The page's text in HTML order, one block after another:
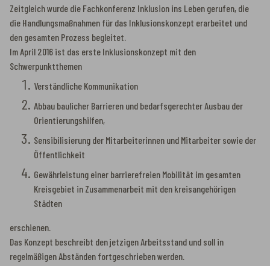
Zeitgleich wurde die Fachkonferenz Inklusion ins Leben gerufen, die
die Handlungsmaßnahmen für das Inklusionskonzept erarbeitet und
den gesamten Prozess begleitet.
Im April 2016 ist das erste Inklusionskonzept mit den
Schwerpunktthemen
Verständliche Kommunikation
Abbau baulicher Barrieren und bedarfsgerechter Ausbau der
Orientierungshilfen,
Sensibilisierung der Mitarbeiterinnen und Mitarbeiter sowie der
Öffentlichkeit
Gewährleistung einer barrierefreien Mobilität im gesamten
Kreisgebiet in Zusammenarbeit mit den kreisangehörigen
Städten
erschienen.
Das Konzept beschreibt den jetzigen Arbeitsstand und soll in
regelmäßigen Abständen fortgeschrieben werden.